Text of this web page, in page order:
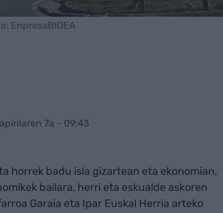
EnpresaBIDEA
7a - 09:43
horrek badu isla gizartean eta ekonomian,
bailara, herri eta eskualde askoren
Garaia eta Ipar Euskal Herria arteko